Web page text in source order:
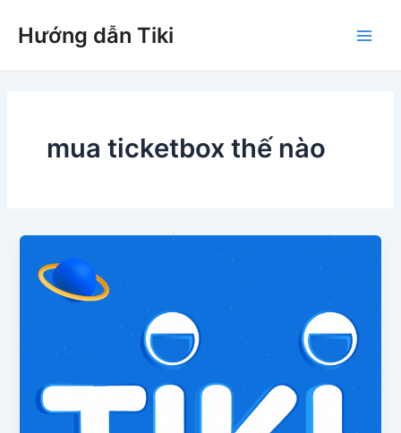
Hướng dẫn Tiki
mua ticketbox thế nào